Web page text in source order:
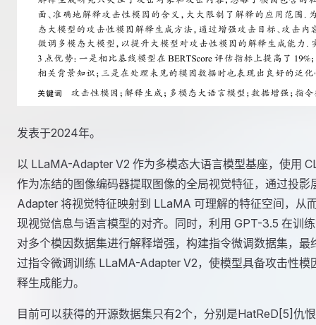
发表于2024年。
以 LLaMA-Adapter V2 作为多模态大语言模型基座，使用
作为冻结的图像编码器提取图像的全局视觉特征，通过投影
Adapter 将视觉特征映射到 LLaMA 可理解的特征空间，从
现视觉信息与语言模型的对齐。同时，利用 GPT-3.5 在训
对多个模因数据集进行解释增强，构建指令微调数据集，最
过指令微调训练 LLaMA-Adapter V2，使模型具备攻击性模
释生成能力。
目前可以获得的开源数据集只有2个，分别是HatReD[5]仇